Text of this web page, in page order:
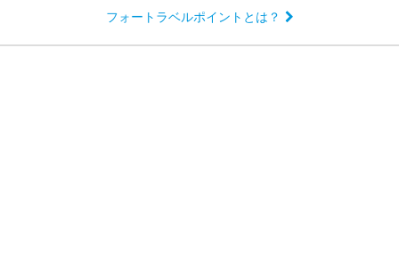
フォートラベルポイントとは？